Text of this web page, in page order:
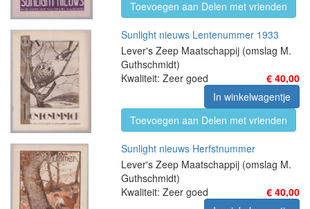
Toevoegen aan Delen met vrienden
Sunlight nieuws Lentenummer 1933
Lever's Zeep Maatschappij (omslag M.
Guthschmidt)
€ 40,00
Kwaliteit: Zeer goed
In winkelwagentje
Toevoegen aan Delen met vrienden
Sunlight nieuws Herfstnummer
Lever's Zeep Maatschappij (omslag M.
Guthschmidt)
€ 40,00
Kwaliteit: Zeer goed